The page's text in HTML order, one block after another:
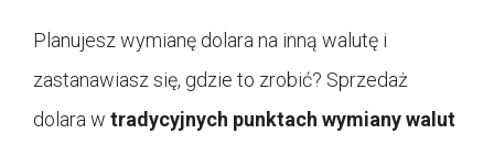
Planujesz wymianę dolara na inną walutę i
zastanawiasz się, gdzie to zrobić? Sprzedaż
dolara w tradycyjnych punktach wymiany walut